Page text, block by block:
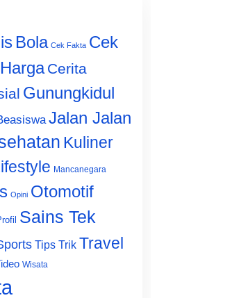
Bola Cek Fakta Cek
Cerita
Gunungkidul
Jalan Jalan
Kuliner
Mancanegara
Opini Otomotif
Sains Tek
Tips Trik Travel
Wisata